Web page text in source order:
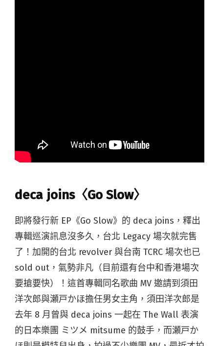
deca joins〈Go Slow〉
即將發行新 EP《Go Slow》的 deca joins，釋出
專輯巡演訊息沒多久，台北 Legacy 場次就完售
了！加開的台北 revolver 與台南 TCRC 場次也已
sold out，氣勢非凡（目前還有台中和香港場次
要搶要快）！這首專輯同名歌曲 MV 邀請到須田
洋次郎與瀬戸かほ擔任男女主角，須田洋次郎是
去年 8 月曾與 deca joins 一起在 The Wall 表演
的日本樂團 ミツメ mitsume 的鼓手，而瀬戸か